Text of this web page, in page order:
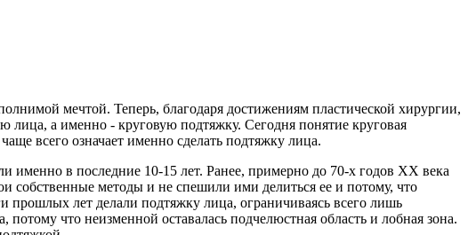
мечтой. Теперь, благодаря достижениям пластической хирургии,
а именно - круговую подтяжку. Сегодня понятие круговая
всего означает именно сделать подтяжку лица.
именно в последние 10-15 лет. Ранее, примерно до 70-х годов ХХ века
методы и не спешили ими делиться ее и потому, что
лет делали подтяжку лица, ограничиваясь всего лишь
что неизменной оставалась подчелюстная область и лобная зона.